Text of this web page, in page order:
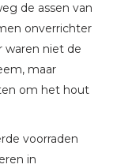
de assen van
onverrichter
waren niet de
maar
om het hout
voorraden
in